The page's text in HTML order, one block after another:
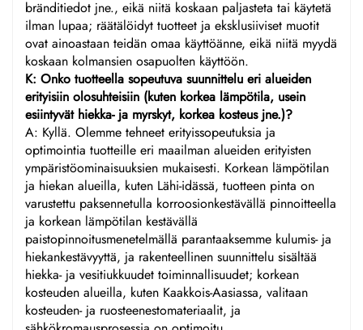
bränditiedot jne., eikä niitä koskaan paljasteta tai käytetä
ilman lupaa; räätälöidyt tuotteet ja eksklusiiviset muotit
ovat ainoastaan teidän omaa käyttöänne, eikä niitä myydä
koskaan kolmansien osapuolten käyttöön.
K: Onko tuotteella sopeutuva suunnittelu eri alueiden
erityisiin olosuhteisiin (kuten korkea lämpötila, usein
esiintyvät hiekka- ja myrskyt, korkea kosteus jne.)?
A: Kyllä. Olemme tehneet erityissopeutuksia ja
optimointia tuotteille eri maailman alueiden erityisten
ympäristöominaisuuksien mukaisesti. Korkean lämpötilan
ja hiekan alueilla, kuten Lähi-idässä, tuotteen pinta on
varustettu paksennetulla korroosionkestävällä pinnoitteella
ja korkean lämpötilan kestävällä
paistopinnoitusmenetelmällä parantaaksemme kulumis- ja
hiekankestävyyttä, ja rakenteellinen suunnittelu sisältää
hiekka- ja vesitiukkuudet toiminnallisuudet; korkean
kosteuden alueilla, kuten Kaakkois-Aasiassa, valitaan
kosteuden- ja ruosteenestomateriaalit, ja